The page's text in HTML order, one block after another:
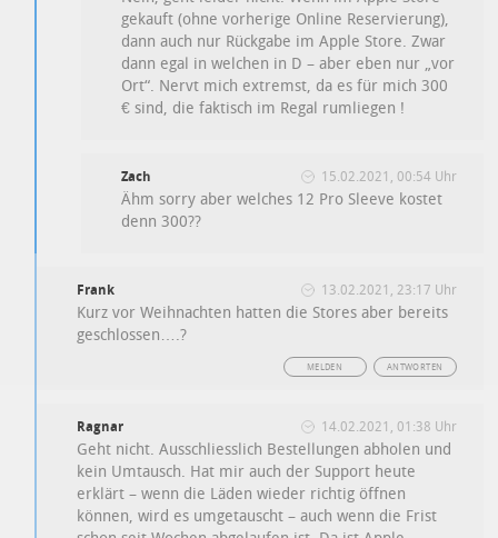
gekauft (ohne vorherige Online Reservierung),
dann auch nur Rückgabe im Apple Store. Zwar
dann egal in welchen in D – aber eben nur „vor
Ort“. Nervt mich extremst, da es für mich 300
€ sind, die faktisch im Regal rumliegen !
Zach 15.02.2021, 00:54 Uhr
Ähm sorry aber welches 12 Pro Sleeve kostet
denn 300??
Frank 13.02.2021, 23:17 Uhr
Kurz vor Weihnachten hatten die Stores aber bereits
geschlossen….?
ANTWORTEN
MELDEN
Ragnar 14.02.2021, 01:38 Uhr
Geht nicht. Ausschliesslich Bestellungen abholen und
kein Umtausch. Hat mir auch der Support heute
erklärt – wenn die Läden wieder richtig öffnen
können, wird es umgetauscht – auch wenn die Frist